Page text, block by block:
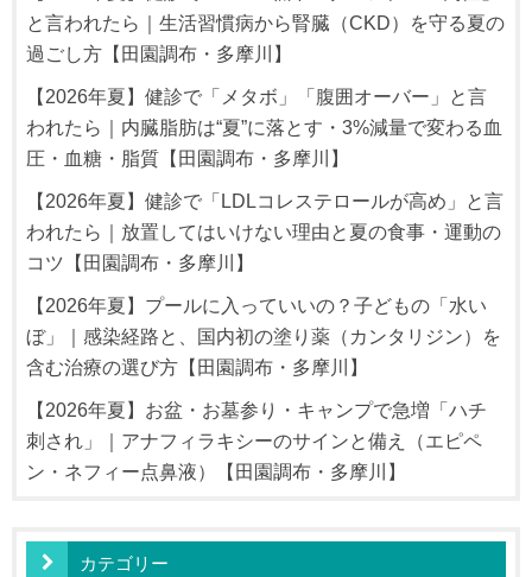
と言われたら｜生活習慣病から腎臓（CKD）を守る夏の
過ごし方【田園調布・多摩川】
【2026年夏】健診で「メタボ」「腹囲オーバー」と言
われたら｜内臓脂肪は“夏”に落とす・3%減量で変わる血
圧・血糖・脂質【田園調布・多摩川】
【2026年夏】健診で「LDLコレステロールが高め」と言
われたら｜放置してはいけない理由と夏の食事・運動の
コツ【田園調布・多摩川】
【2026年夏】プールに入っていいの？子どもの「水い
ぼ」｜感染経路と、国内初の塗り薬（カンタリジン）を
含む治療の選び方【田園調布・多摩川】
【2026年夏】お盆・お墓参り・キャンプで急増「ハチ
刺され」｜アナフィラキシーのサインと備え（エピペ
ン・ネフィー点鼻液）【田園調布・多摩川】
カテゴリー